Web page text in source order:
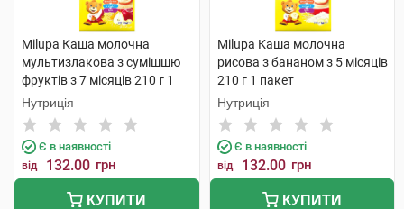
Milupa Каша молочна
мультизлакова з сумішшю
фруктів з 7 місяців 210 г 1
пакет
Нутриція
Є в наявності
від 132.00 грн
КУПИТИ
Milupa Каша молочна
рисова з бананом з 5 місяців
210 г 1 пакет
Нутриція
Є в наявності
від 132.00 грн
КУПИТИ